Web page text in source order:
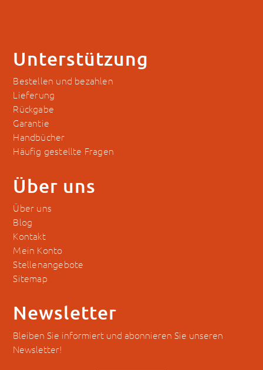
Unterstützung
Bestellen und bezahlen
Lieferung
Rückgabe
Garantie
Handbücher
Häufig gestellte Fragen
Über uns
Über uns
Blog
Kontakt
Mein Konto
Stellenangebote
Sitemap
Newsletter
Bleiben Sie informiert und abonnieren Sie unseren
Newsletter!